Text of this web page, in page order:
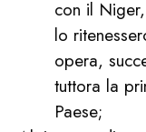
con il
lo
opera,
tuttora la
Paese;